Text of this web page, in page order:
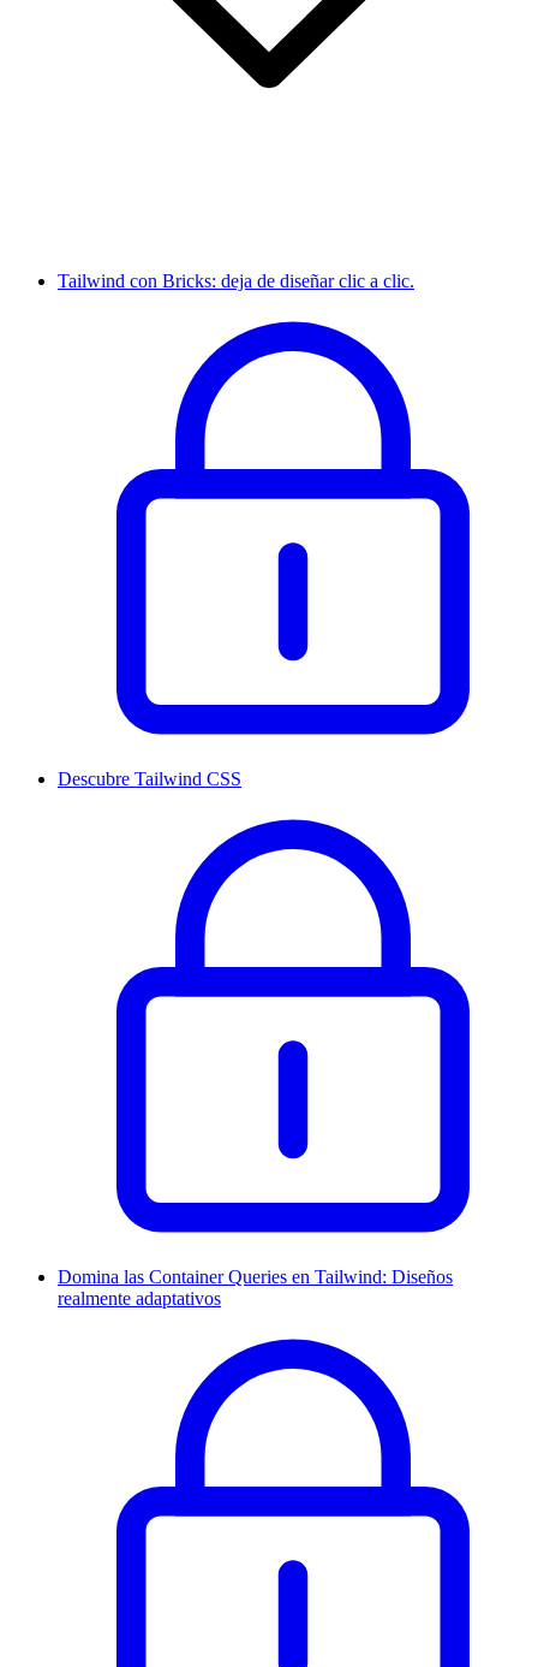
Tailwind con Bricks: deja de diseñar clic a clic.
Descubre Tailwind CSS
Domina las Container Queries en Tailwind: Diseños
realmente adaptativos